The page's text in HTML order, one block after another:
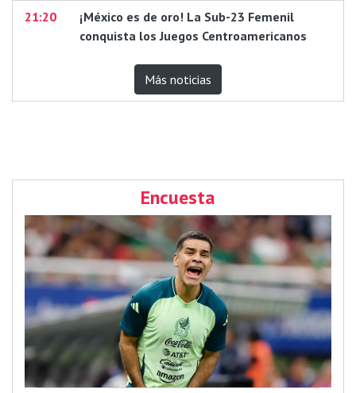
21:20
¡México es de oro! La Sub-23 Femenil
conquista los Juegos Centroamericanos
Más noticias
Encuesta